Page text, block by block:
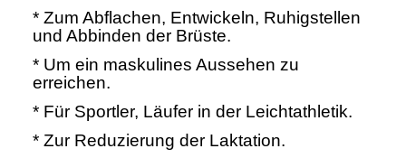
* Zum Abflachen, Entwickeln, Ruhigstellen
und Abbinden der Brüste.
* Um ein maskulines Aussehen zu
erreichen.
* Für Sportler, Läufer in der Leichtathletik.
* Zur Reduzierung der Laktation.